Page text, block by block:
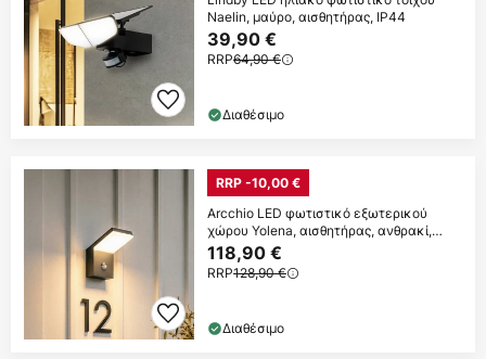
Naelin, μαύρο, αισθητήρας, IP44
39,90 €
RRP64,90 €
Διαθέσιμο
RRP -10,00 €
Arcchio LED φωτιστικό εξωτερικού
χώρου Yolena, αισθητήρας, ανθρακί,
αλουμίνιο
118,90 €
RRP128,90 €
Διαθέσιμο